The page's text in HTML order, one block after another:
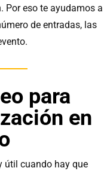
Por eso te ayudamos a
de entradas, las
para
en
útil cuando hay que